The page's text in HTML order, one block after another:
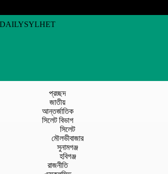
প্রচ্ছদ
জাতীয়
আন্তর্জাতিক
সিলেট বিভাগ
সিলেট
মৌলভীবাজার
সুনামগঞ্জ
হবিগঞ্জ
রাজনীতি